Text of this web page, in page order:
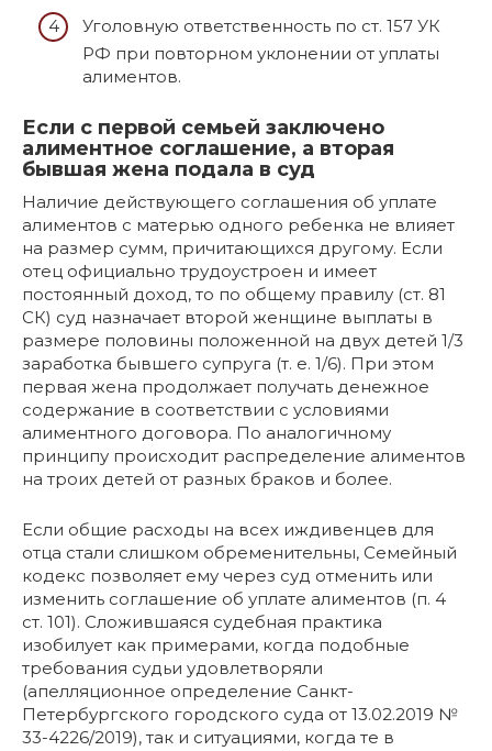
Уголовную ответственность по ст. 157 УК
РФ при повторном уклонении от уплаты
алиментов.
Если с первой семьей заключено
алиментное соглашение, а вторая
бывшая жена подала в суд
Наличие действующего соглашения об уплате
алиментов с матерью одного ребенка не влияет
на размер сумм, причитающихся другому. Если
отец официально трудоустроен и имеет
постоянный доход, то по общему правилу (ст. 81
СК) суд назначает второй женщине выплаты в
размере половины положенной на двух детей 1/3
заработка бывшего супруга (т. е. 1/6). При этом
первая жена продолжает получать денежное
содержание в соответствии с условиями
алиментного договора. По аналогичному
принципу происходит распределение алиментов
на троих детей от разных браков и более.
Если общие расходы на всех иждивенцев для
отца стали слишком обременительны, Семейный
кодекс позволяет ему через суд отменить или
изменить соглашение об уплате алиментов (п. 4
ст. 101). Сложившаяся судебная практика
изобилует как примерами, когда подобные
требования судьи удовлетворяли
(апелляционное определение Санкт-
Петербургского городского суда от 13.02.2019 №
33-4226/2019), так и ситуациями, когда те в